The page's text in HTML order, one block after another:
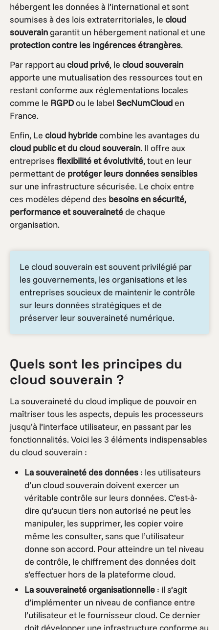
hébergent les données à l’international et sont
soumises à des lois extraterritoriales, le cloud
souverain garantit un hébergement national et une
protection contre les ingérences étrangères.
Par rapport au cloud privé, le cloud souverain
apporte une mutualisation des ressources tout en
restant conforme aux réglementations locales
comme le RGPDou le label SecNumClouden
France.
Enfin, Le cloud hybridecombine les avantages du
cloud public et du cloud souverain. Il offre aux
entreprises flexibilité et évolutivité, tout en leur
permettant de protéger leurs données sensibles
sur une infrastructure sécurisée. Le choix entre
ces modèles dépend des besoins en sécurité,
performance et souverainetéde chaque
organisation.
Le cloud souverain est souvent privilégié par
les gouvernements, les organisations et les
entreprises soucieux de maintenir le contrôle
sur leurs données stratégiques et de
préserver leur souveraineté numérique.
Quels sont les principes du
cloud souverain ?
La souveraineté du cloud implique de pouvoir en
maîtriser tous les aspects, depuis les processeurs
jusqu’à l’interface utilisateur, en passant par les
fonctionnalités. Voici les 3 éléments indispensables
du cloud souverain :
La souveraineté des données : les utilisateurs
d’un cloud souverain doivent exercer un
véritable contrôle sur leurs données. C’est-à-
dire qu’aucun tiers non autorisé ne peut les
manipuler, les supprimer, les copier voire
même les consulter, sans que l’utilisateur
donne son accord. Pour atteindre un tel niveau
de contrôle, le chiffrement des données doit
s’effectuer hors de la plateforme cloud.
La souveraineté organisationnelle : il s’agit
d’implémenter un niveau de confiance entre
l’utilisateur et le fournisseur cloud. Ce dernier
doit développer une infrastructure conforme au